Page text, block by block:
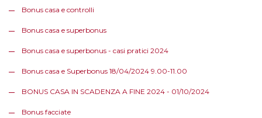
Bonus casa e controlli
Bonus casa e superbonus
Bonus casa e superbonus - casi pratici 2024
Bonus casa e Superbonus 18/04/2024 9.00-11.00
BONUS CASA IN SCADENZA A FINE 2024 - 01/10/2024
Bonus facciate